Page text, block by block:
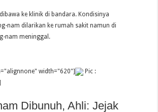
ke klinik di bandara. Kondisinya
nam dilarikan ke rumah sakit namun di
nam meninggal.
width="620"]
Pic :
Dibunuh, Ahli: Jejak